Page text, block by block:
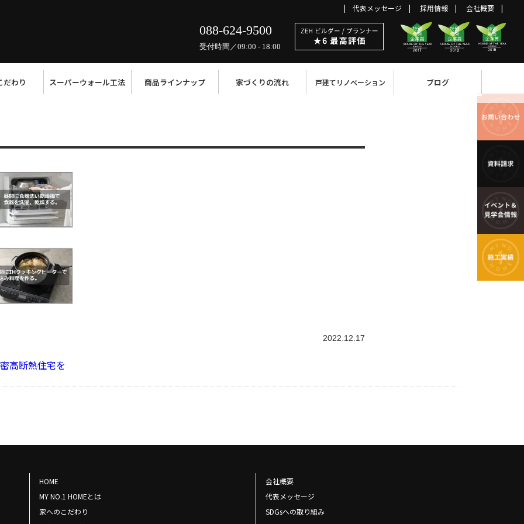
088-624-9500
受付時間／09:00 - 18:00
代表メッセージ 採用情報 会社概要
だわり スーパーウォール工法 商品ラインナップ 家づくりの流れ 戸建てリノベーション ブログ
2022.12.17
高断熱住宅を
HOME
MY NO.1 HOMEとは
家へのこだわり
会社概要
代表メッセージ
SDGsへの取り組み